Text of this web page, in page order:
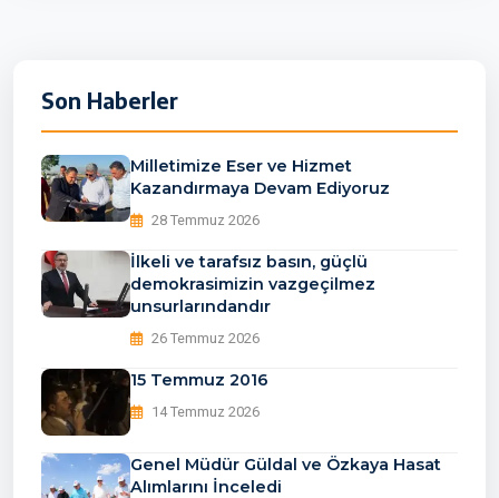
Son Haberler
Milletimize Eser ve Hizmet
Kazandırmaya Devam Ediyoruz
28 Temmuz 2026
İlkeli ve tarafsız basın, güçlü
demokrasimizin vazgeçilmez
unsurlarındandır
26 Temmuz 2026
15 Temmuz 2016
14 Temmuz 2026
Genel Müdür Güldal ve Özkaya Hasat
Alımlarını İnceledi